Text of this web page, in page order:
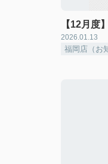
【12月度
2026.01.13
福岡店（お